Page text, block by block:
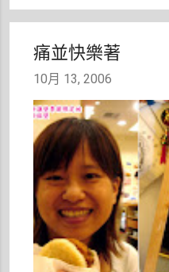
痛並快樂著
10月 13, 2006